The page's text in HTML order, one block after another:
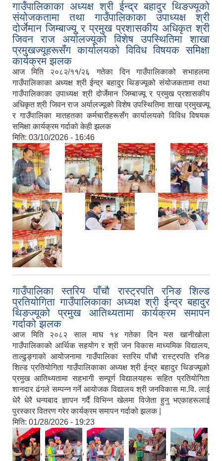
गाउँपालिकाका अध्यक्ष श्री ईन्द्र बहादुर थिङज्यूको
संयोजकतामा तथा गाउँपालिकाका उपाध्यक्ष श्री
दोर्जेमान जिम्बाज्यू र प्रमुख प्रशासकीय अधिकृत श्री
जिवन राज अर्यालज्यूको विशेष उपस्थितिमा शाखा
प्रमुखज्यूहरूसँग कार्यालयको विविध विषयक समिक्षा
कार्यक्रम झलक
आज मिति २०८२/११/२६ गतेका दिन गाउँपालिकाको सभाहलमा
गाउँपालिकाका अध्यक्ष श्री ईन्द्र बहादुर थिङज्यूको संयोजकतामा तथा
गाउँपालिकाका उपाध्यक्ष श्री दोर्जेमान जिम्बाज्यू र प्रमुख प्रशासकीय
अधिकृत श्री जिवन राज अर्यालज्यूको विशेष उपस्थितिमा शाखा प्रमुखज्यू
र गाउँपालिका मातहतका कर्मचारीहरूसँग कार्यालयको विविध विषयक
समिक्षा कार्यक्रम गर्दाको केही झलक
मिति: 03/10/2026 - 16:46
, , , ,
, , ,
गाउँपालिका स्तरिय पाँचौ रास्ट्रपति रनिङ शिल्ड
प्रतियोगिता गाउँपालिकाका अध्यक्ष श्री ईन्द्र बहादुर
थिङज्यूको प्रमुख आतिथ्यतामा कार्यक्रम समापन
गर्दाको झलक
आज मिति २०८२ साल माघ १४ गतेका दिन यस खानीखोला
गाउँपालिकाको आर्थिक सहयोग र श्री जन विकास माध्यमिक विद्यालय,
ताल्ढुङ्गाको आयोजनामा गाउँपालिका स्तरिय पाँचौ रास्ट्रपति रनिङ
शिल्ड प्रतियोगिता गाउँपालिकाका अध्यक्ष श्री ईन्द्र बहादुर थिङज्यूको
प्रमुख आतिथ्यतामा सहभागी सम्पूर्ण विद्यालयहरू सहित प्रतियोगिता
शानदार ढंगले सम्पन्न गर्ने आयोजक विद्यालय श्री जनविकास मा.वि. लाई
धेरै धेरै धन्यबाद ज्ञापन गर्दै विभिन्न खेलमा विजेता हुनु भएकाहरूलाई
पुरस्कार वितरण गरेर कार्यक्रम समापन गर्दाको झलक |
मिति: 01/28/2026 - 19:23
, , , , ,